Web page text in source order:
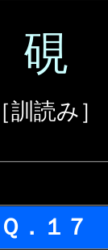
硯
［訓読み］
Ｑ．１７